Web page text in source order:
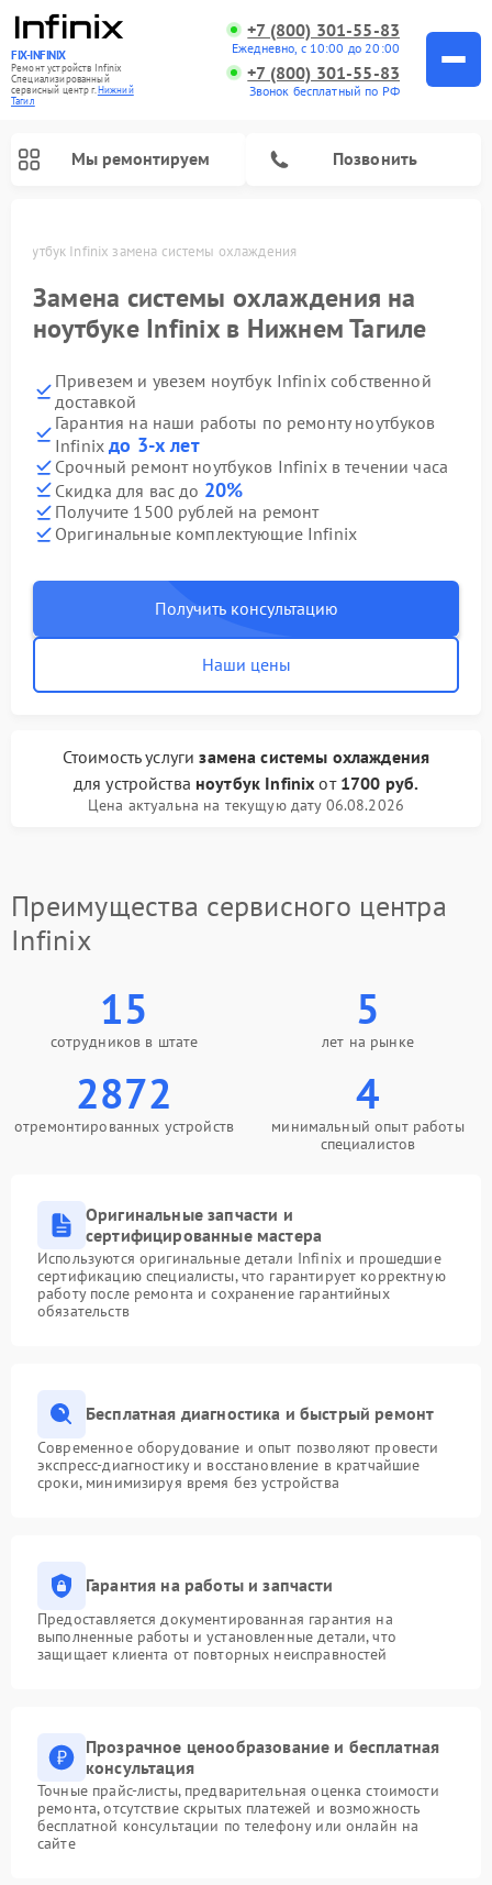
FIX-INFINIX
Ремонт устройств Infinix
Специализированный
cервисный центр г.Нижний
Тагил
+7 (800) 301-55-83
Ежедневно, с 10:00 до 20:00
+7 (800) 301-55-83
Звонок бесплатный по РФ
Мы ремонтируем Позвонить
Ноутбук Infinix замена системы охлаждения
Замена системы охлаждения на
ноутбуке Infinix в Нижнем Тагиле
Привезем и увезем ноутбук Infinix собственной
доставкой
Гарантия на наши работы по ремонту ноутбуков
Infinixдо 3-х лет
Срочный ремонт ноутбуков Infinix в течении часа
Скидка для вас до 20%
Получите 1500 рублей на ремонт
Оригинальные комплектующие Infinix
Получить консультацию
Наши цены
Стоимость услугизамена системы охлаждения
для устройства ноутбук Infinix от 1700 руб.
Цена актуальна на текущую дату 06.08.2026
Преимущества сервисного центра
Infinix
15
сотрудников в штате
5
лет на рынке
2872
отремонтированных устройств
4
минимальный опыт работы
специалистов
Оригинальные запчасти и
сертифицированные мастера
Используются оригинальные детали Infinix и прошедшие
сертификацию специалисты, что гарантирует корректную
работу после ремонта и сохранение гарантийных
обязательств
Бесплатная диагностика и быстрый ремонт
Современное оборудование и опыт позволяют провести
экспресс-диагностику и восстановление в кратчайшие
сроки, минимизируя время без устройства
Гарантия на работы и запчасти
Предоставляется документированная гарантия на
выполненные работы и установленные детали, что
защищает клиента от повторных неисправностей
Прозрачное ценообразование и бесплатная
консультация
Точные прайс-листы, предварительная оценка стоимости
ремонта, отсутствие скрытых платежей и возможность
бесплатной консультации по телефону или онлайн на
сайте